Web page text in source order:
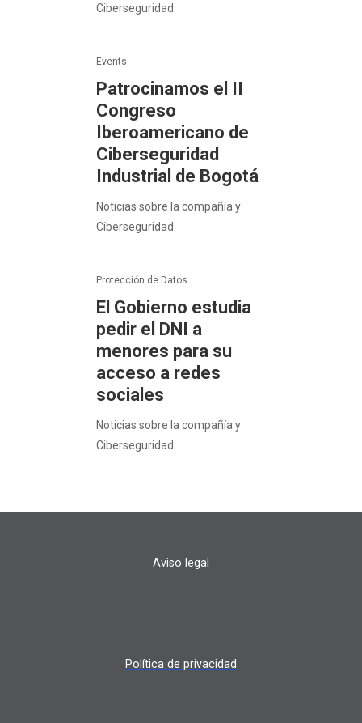
Ciberseguridad.
Events
Patrocinamos el II
Congreso
Iberoamericano de
Ciberseguridad
Industrial de Bogotá
Noticias sobre la compañía y
Ciberseguridad.
Protección de Datos
El Gobierno estudia
pedir el DNI a
menores para su
acceso a redes
sociales
Noticias sobre la compañía y
Ciberseguridad.
Aviso legal
Política de privacidad